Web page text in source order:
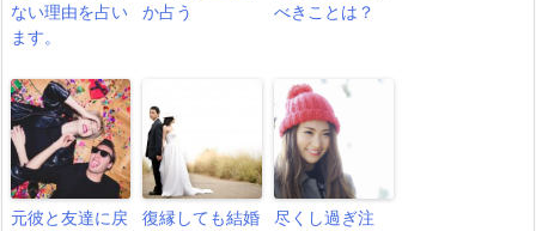
ない理由を占い
ます。
か占う
べきことは？
元彼と友達に戻
復縁しても結婚
尽くし過ぎ注